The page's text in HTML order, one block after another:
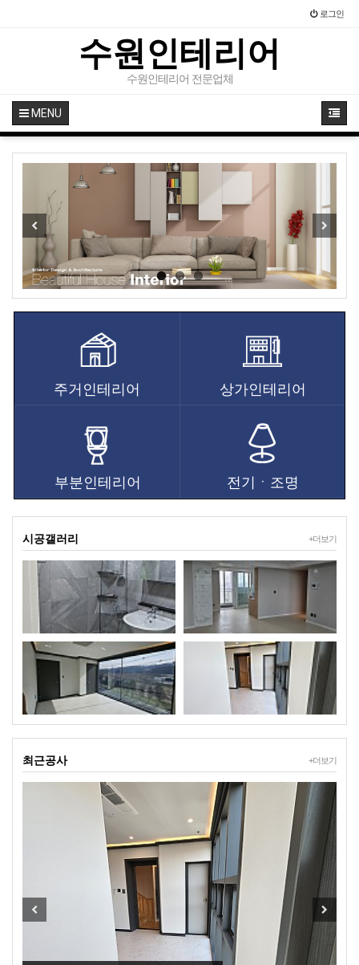
로그인
수원인테리어
수원인테리어 전문업체
MENU
Previous
주거인테리어 상가인테리어
부분인테리어 전기ㆍ조명
+더보기
시공갤러리
+더보기
최근공사
Next